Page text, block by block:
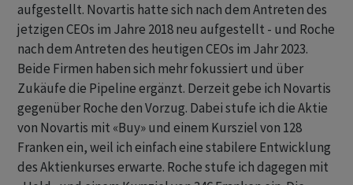
aufgestellt. Novartis hatte sich nach dem Antreten des
jetzigen CEOs im Jahre 2018 neu aufgestellt - und Roche
nach dem Antreten des heutigen CEOs im Jahr 2023.
Beide Firmen haben sich mehr fokussiert und über
Zukäufe die Pipeline ergänzt. Derzeit gebe ich Novartis
gegenüber Roche den Vorzug. Dabei stufe ich die Aktie
von Novartis mit «Buy» und einem Kursziel von 128
Franken ein, weil ich einfach eine stabilere Entwicklung
des Aktienkurses erwarte. Roche stufe ich dagegen mit